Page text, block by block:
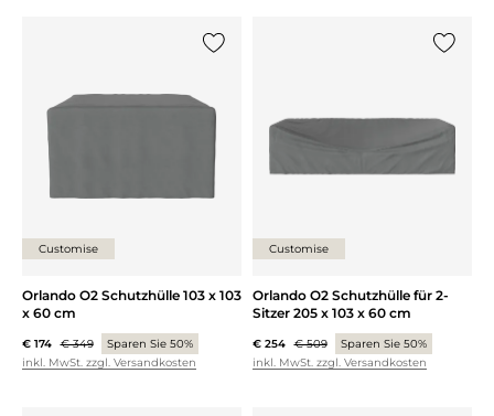
Customise
Orlando O2 Schutzhülle 103 x 103
x 60 cm
€ 174 € 349
Sparen Sie 50%
inkl. MwSt. zzgl. Versandkosten
Customise
Orlando O2 Schutzhülle für 2-
Sitzer 205 x 103 x 60 cm
€ 254 € 509
Sparen Sie 50%
inkl. MwSt. zzgl. Versandkosten